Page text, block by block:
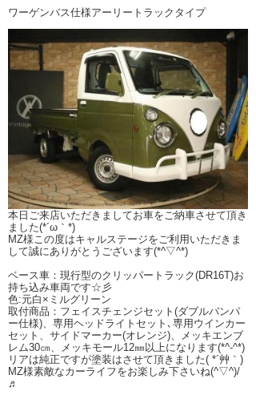
ワーゲンバス仕様アーリートラックタイプ
本日ご来店いただきましてお車をご納車させて頂き
ました(*´ω｀*)
MZ様この度はキャルステージをご利用いただきま
して誠にありがとうございます(*^▽^*)
ベース車：現行型のクリッパートラック(DR16T)お
持ち込み車両です☆彡
色:元白×ミルグリーン
取付商品：フェイスチェンジセット(ダブルバンパ
ー仕様)、専用ヘッドライトセット､専用ウインカー
セット、サイドマーカー(オレンジ)、メッキエンブ
レム30㎝、メッキモール12㎜以上になります(*^-^*)
リアは純正ですが塗装はさせて頂きました( *´艸｀)
MZ様素敵なカーライフをお楽しみ下さいね(^▽^)/
♬